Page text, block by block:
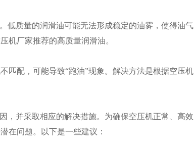
低质量的润滑油可能无法形成稳定的油雾，使得油气
机厂家推荐的高质量润滑油。
匹配，可能导致“跑油”现象。解决方法是根据空压机
，并采取相应的解决措施。为确保空压机正常、高效
在问题。以下是一些建议：